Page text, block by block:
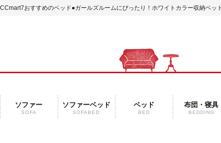
CCmart7おすすめのベッド●ガールズルームにぴったり！ホワイトカラー収納ベッ
ソファー
SOFA
ソファーベッド
SOFABED
ベッド
BED
布団・寝具
BEDDING